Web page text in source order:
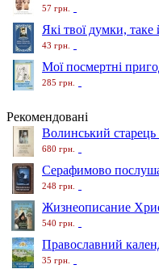
57 грн.
Які твої думки,
43 грн.
Мої посмертні
285 грн.
Рекомендовані
Волинський старець
680 грн.
Серафимово
248 грн.
Жизнеописание
540 грн.
Православний
35 грн.